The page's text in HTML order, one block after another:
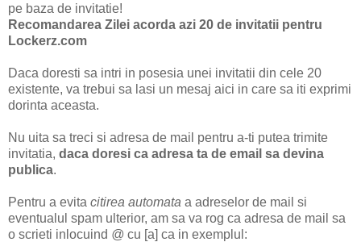
pe baza de invitatie!
Recomandarea Zilei acorda azi 20 de invitatii pentru
Lockerz.com
Daca doresti sa intri in posesia unei invitatii din cele 20
existente, va trebui sa lasi un mesaj aici in care sa iti exprimi
dorinta aceasta.
Nu uita sa treci si adresa de mail pentru a-ti putea trimite
invitatia, daca doresi ca adresa ta de email sa devina
publica.
Pentru a evita citirea automata a adreselor de mail si
eventualul spam ulterior, am sa va rog ca adresa de mail sa
o scrieti inlocuind @ cu [a] ca in exemplul: